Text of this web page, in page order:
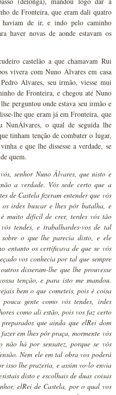
de Fronteira, que eram dali quatro
haviam de ir, e indo pelo caminho
haver novas de aonde estavam os
castelão a que chamavam Rui
vivera com Nuno Álvares em casa
Álvares, seu irmão, viesse mui
de Fronteira, e chegou até Nuno
perguntou onde estava seu irmão e
lhe que eram já em Fronteira, que
NunÁlvares, o qual de seguida lhe
tinham tenção de combater o lugar,
e que lhe dissesse a verdade, se
quem.
senhor Nuno Álvares, que nisto e
a verdade. Vós sede certo que a
de Castela fizeram entender que vós
os irdes buscar e lhes pôr batalha, e
muito difícil de crer, terdes vós tão
tendes, e trabalhardes-vos de tal
o que lhe parecia disto, e ele
entanto os certificava de que se vós
vos conhecia por tal que sempre
disseram-lhe que lhe prouvesse
tenção, e para isto me mandou.
bem o que cometeis, pois é coisa
gente como vós tendes, irdes
como ali estão, pois vos faz certo
que ainda que elRei dom
em lhes pôr praça, mormente vós
há por sensatez, porque se vós
Nem ele em tal obra vos poderá
isso lhe prazeria, e assim vo-lo envia
disto e escolhais de duas coisas
elRei de Castela, por o qual vos